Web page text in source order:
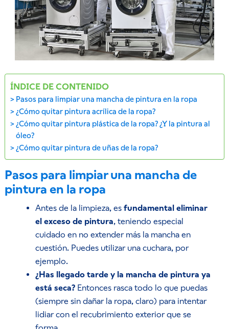
ÍNDICE DE CONTENIDO
Pasos para limpiar una mancha de pintura en la ropa
¿Cómo quitar pintura acrílica de la ropa?
¿Cómo quitar pintura plástica de la ropa? ¿Y la pintura al
óleo?
¿Cómo quitar pintura de uñas de la ropa?
Pasos para limpiar una mancha de
pintura en la ropa
Antes de la limpieza, es fundamental eliminar
el exceso de pintura, teniendo especial
cuidado en no extender más la mancha en
cuestión. Puedes utilizar una cuchara, por
ejemplo.
¿Has llegado tarde y la mancha de pintura ya
está seca?Entonces rasca todo lo que puedas
(siempre sin dañar la ropa, claro) para intentar
lidiar con el recubrimiento exterior que se